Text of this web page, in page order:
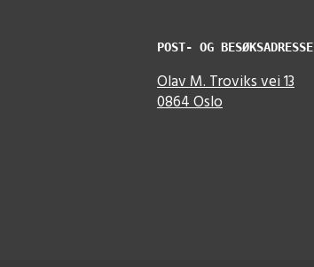
POST- OG BESØKSADRESSE
Olav M. Troviks vei 13
0864 Oslo